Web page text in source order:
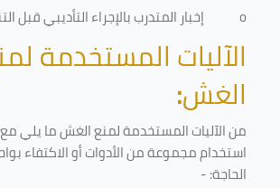
o
إخبار المتدرب بالإجراء التأديبي قبل
الآليات المستخدمة
الغش:
من الآليات المستخدمة لمنع الغش ما يلي
استخدام مجموعة من الأدوات أو الاكتفاء
الحاجة: -